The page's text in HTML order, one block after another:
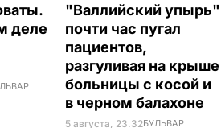
деле
"Валлийский упырь"
почти час пугал
пациентов,
разгуливая на крыше
больницы с косой и
в черном балахоне
5 августа, 23.32БУЛЬВАР